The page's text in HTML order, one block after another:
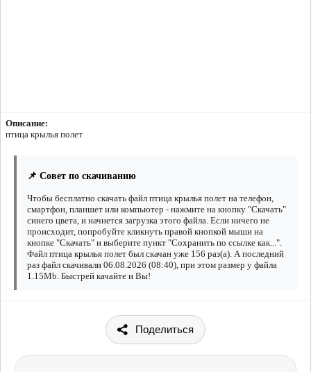
Описание:
птица крылья полет
📌 Совет по скачиванию
Чтобы бесплатно скачать файл птица крылья полет на телефон,
смартфон, планшет или компьютер - нажмите на кнопку "Скачать"
синего цвета, и начнется загрузка этого файла. Если ничего не
происходит, попробуйте кликнуть правой кнопкой мыши на
кнопке "Скачать" и выберите пункт "Сохранить по ссылке как...".
Файл птица крылья полет был скачан уже 156 раз(а). А последний
раз файл скачивали 06.08.2026 (08:40), при этом размер у файла
1.15Mb. Быстрей качайте и Вы!
Поделиться